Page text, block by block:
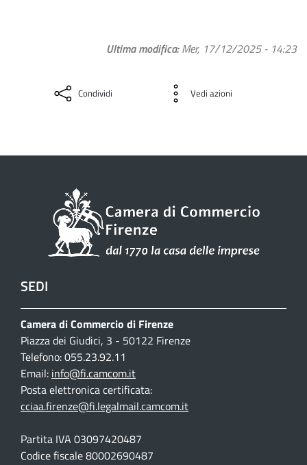
Ultima modifica Mer, 17/12/2025 - 14:23
Condividi Vedi azioni
SEDI
Camera di Commercio di Firenze
Piazza dei Giudici, 3 - 50122 Firenze
Telefono: 055.23.92.11
Email: info@fi.camcom.it
Posta elettronica certificata:
cciaa.firenze@fi.legalmail.camcom.it
Partita IVA 03097420487
Codice fiscale 80002690487